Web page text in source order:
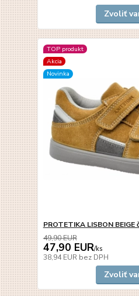
Zvoliť
TOP produkt
Akcia
Novinka
PROTETIKA LISBON BEIGE
49,90 EUR
47,90 EUR/ks
38,94 EUR bez DPH
Zvoliť